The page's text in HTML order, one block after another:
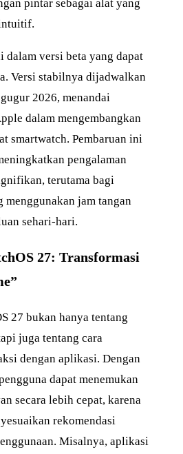
pintar sebagai alat yang
dalam versi beta yang dapat
Versi stabilnya dijadwalkan
2026, menandai
dalam mengembangkan
smartwatch. Pembaruan ini
pengalaman
terutama bagi
menggunakan jam tangan
sehari-hari.
27: Transformasi
27 bukan hanya tentang
juga tentang cara
dengan aplikasi. Dengan
dapat menemukan
secara lebih cepat, karena
rekomendasi
Misalnya, aplikasi